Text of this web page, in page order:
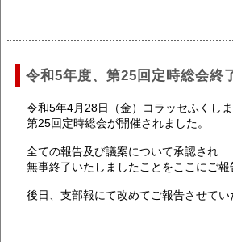
令和5年度、第25回定時総会終
令和5年4月28日（金）コラッセふくし
第25回定時総会が開催されました。
全ての報告及び議案について承認され
無事終了いたしましたことをここにご報
後日、支部報にて改めてご報告させてい